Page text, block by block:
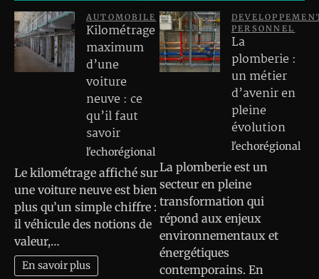
AUTOMOBILE
Kilométrage
maximum
d’une
voiture
neuve : ce
qu’il faut
savoir
l'echorégional
Le kilométrage affiché sur
une voiture neuve est bien
plus qu’un simple chiffre :
il véhicule des notions de
valeur,…
En savoir plus
PERSONNEL
La
plomberie :
un métier
d’avenir en
pleine
évolution
l'echorégional
La plomberie est un
secteur en pleine
transformation qui
répond aux enjeux
environnementaux et
énergétiques
contemporains. En